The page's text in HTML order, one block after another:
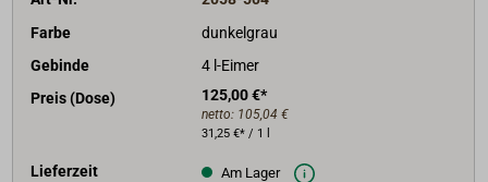
Farbe
dunkelgrau
Gebinde
4 l-Eimer
Preis (Dose)
125,00 €*
netto: 105,04 €
31,25 €* / 1 l
Lieferzeit Am Lager